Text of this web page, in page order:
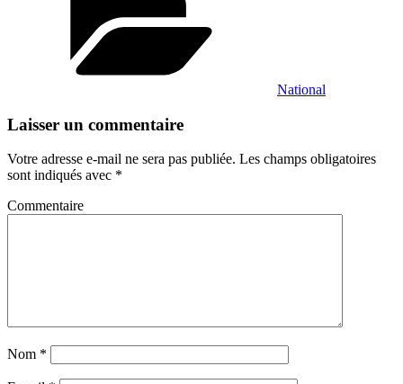
National
Laisser un commentaire
Votre adresse e-mail ne sera pas publiée. Les champs obligatoires
sont indiqués avec *
Commentaire
Nom *